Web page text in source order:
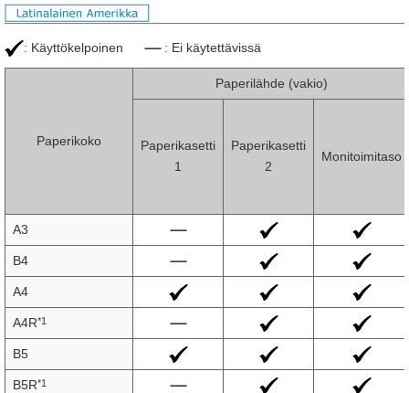
: Käyttökelpoinen : Ei käytettävissä
Paperikoko
Paperilähde (vakio)
Paperikasetti
1
Paperikasetti
2
Monitoimitaso
A3
B4
A4
A4R*1
B5
B5R*1